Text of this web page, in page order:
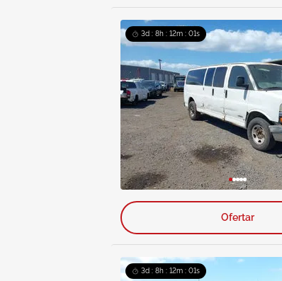
3d : 8h : 12m : 00s
Ofertar
3d : 8h : 12m : 00s